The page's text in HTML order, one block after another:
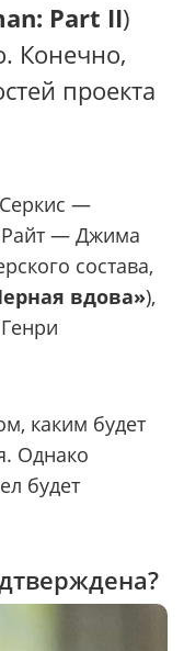
Part II)
Конечно,
проекта
—
— Джима
состава,
вдова»),
каким будет
Однако
будет